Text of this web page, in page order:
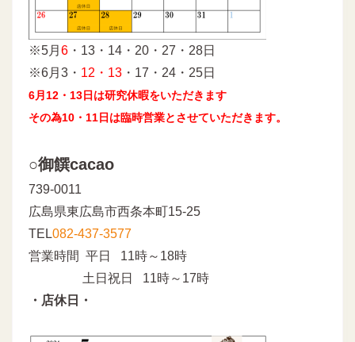
※5月 6 ・13・14・20・27・28日
※6月3・ 12・13 ・17・24・25日
6月12・13日は研究休暇をいただきます
その為10・11日は臨時営業とさせていただきます。
○御饌cacao
739-0011
広島県東広島市西条本町15-25
TEL082-437-3577
営業時間 平日 11時～18時
土日祝日 11時～17時
・店休日・